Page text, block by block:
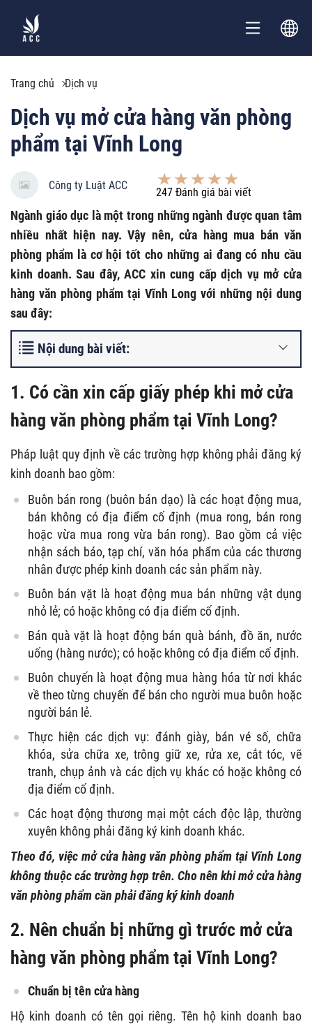
Trang chủ Dịch vụ
Dịch vụ mở cửa hàng văn phòng
phẩm tại Vĩnh Long
Công ty Luật ACC
247 Đánh giá bài viết
Ngành giáo dục là một trong những ngành được quan tâm
nhiều nhất hiện nay. Vậy nên, cửa hàng mua bán văn
phòng phẩm là cơ hội tốt cho những ai đang có nhu cầu
kinh doanh. Sau đây, ACC xin cung cấp dịch vụ mở cửa
hàng văn phòng phẩm tại Vĩnh Long với những nội dung
sau đây:
Nội dung bài viết:
1. Có cần xin cấp giấy phép khi mở cửa
hàng văn phòng phẩm tại Vĩnh Long?
Pháp luật quy định về các trường hợp không phải đăng ký
kinh doanh bao gồm:
Buôn bán rong (buôn bán dạo) là các hoạt động mua,
bán không có địa điểm cố định (mua rong, bán rong
hoặc vừa mua rong vừa bán rong). Bao gồm cả việc
nhận sách báo, tạp chí, văn hóa phẩm của các thương
nhân được phép kinh doanh các sản phẩm này.
Buôn bán vặt là hoạt động mua bán những vật dụng
nhỏ lẻ; có hoặc không có địa điểm cố định.
Bán quà vặt là hoạt động bán quà bánh, đồ ăn, nước
uống (hàng nước); có hoặc không có địa điểm cố định.
Buôn chuyến là hoạt động mua hàng hóa từ nơi khác
về theo từng chuyến để bán cho người mua buôn hoặc
người bán lẻ.
Thực hiện các dịch vụ: đánh giày, bán vé số, chữa
khóa, sửa chữa xe, trông giữ xe, rửa xe, cắt tóc, vẽ
tranh, chụp ảnh và các dịch vụ khác có hoặc không có
địa điểm cố định.
Các hoạt động thương mại một cách độc lập, thường
xuyên không phải đăng ký kinh doanh khác.
Theo đó, việc mở cửa hàng văn phòng phẩm tại Vĩnh Long
không thuộc các trường hợp trên. Cho nên khi mở cửa hàng
văn phòng phẩm cần phải đăng ký kinh doanh
2. Nên chuẩn bị những gì trước mở cửa
hàng văn phòng phẩm tại Vĩnh Long?
Chuẩn bị tên cửa hàng
Hộ kinh doanh có tên gọi riêng. Tên hộ kinh doanh bao